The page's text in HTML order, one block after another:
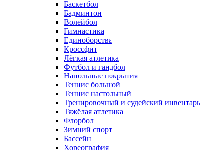
Баскетбол
Бадминтон
Волейбол
Гимнастика
Единоборства
Кроссфит
Лёгкая атлетика
Футбол и гандбол
Напольные покрытия
Теннис большой
Теннис настольный
Тренировочный и судейский инвентарь
Тяжёлая атлетика
Флорбол
Зимний спорт
Бассейн
Хореография